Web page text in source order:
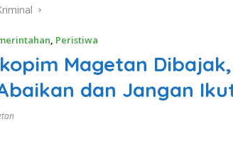
, Peristiwa
Magetan
dan Jangan